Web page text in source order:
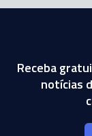
Receba
notícias